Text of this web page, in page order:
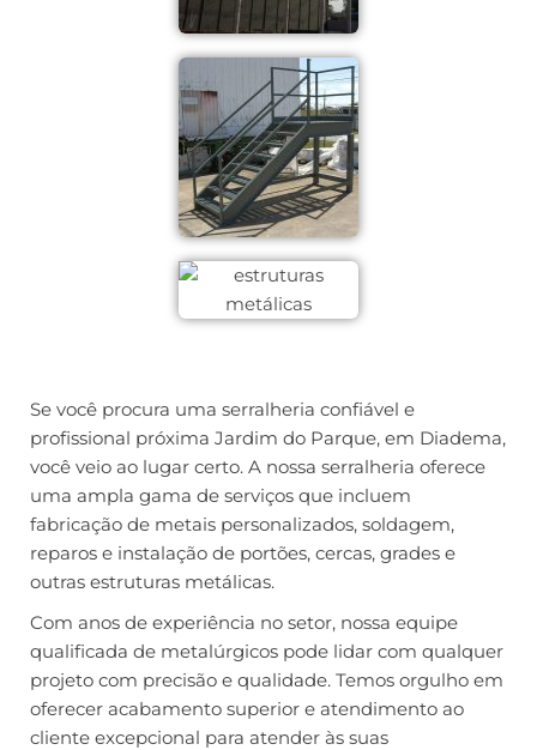
Se você procura uma serralheria confiável e
profissional próxima Jardim do Parque, em Diadema,
você veio ao lugar certo. A nossa serralheria oferece
uma ampla gama de serviços que incluem
fabricação de metais personalizados, soldagem,
reparos e instalação de portões, cercas, grades e
outras estruturas metálicas.
Com anos de experiência no setor, nossa equipe
qualificada de metalúrgicos pode lidar com qualquer
projeto com precisão e qualidade. Temos orgulho em
oferecer acabamento superior e atendimento ao
cliente excepcional para atender às suas